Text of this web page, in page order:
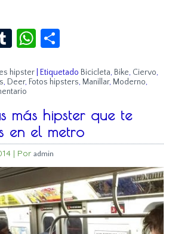
TumblrWhatsApp
hipster |Etiquetado Bicicleta, Bike, Ciervo,
, Deer, Fotos hipsters, Manillar, Moderno,
más hipster que te
en el metro
| Por admin